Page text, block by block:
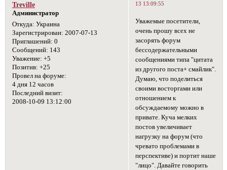
13 13:09:55
Treville
Администратор
Откуда: Украина
Зарегистрирован: 2007-07-13
Приглашений: 0
Сообщений: 143
Уважение: +5
Позитив: +25
Провел на форуме:
4 дня 12 часов
Последний визит:
2008-10-09 13:12:00
Уважемые посетители,
очень прошу всех не
засорять форум
бессодержательными
сообщениями типа "цитата
из другого поста+ смайлик".
Думаю, что поделиться
своими восторгами или
отношением к
обсуждаемому можно в
привате. Куча мелких
постов увеличивает
нагрузку на форум (что
чревато проблемами в
перспективе) и портит наше
"лицо". Давайте говорить